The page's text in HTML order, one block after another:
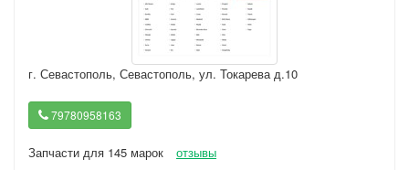
г. Севастополь, Севастополь, ул. Токарева д.10
79780958163
Запчасти для 145 марок
отзывы